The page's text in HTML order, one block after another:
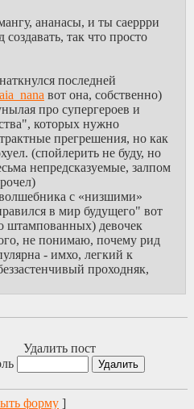
ананасы, и ты саеррри
так что просто
последней
вот она, собственно)
про супергероев и
которых нужно
прегрешения, но как
(спойлерить не буду, но
непредсказуемые, залпом
с «низшими»
в мир будущего" вот
штампованных) девочек
не понимаю, почему рид
- имхо, легкий к
проходняк,
Удалить пост
форму ]